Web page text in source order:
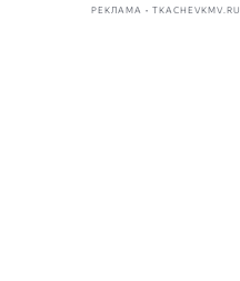
РЕКЛАМА • TKACHEVKMV.RU